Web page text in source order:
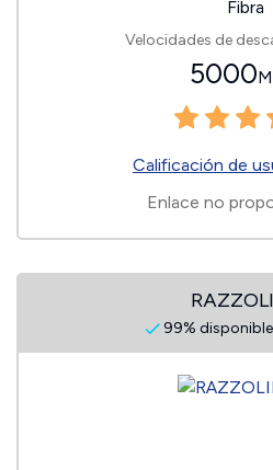
Fibra
Velocidades de
5000
Calificación de
Enlace no
99%